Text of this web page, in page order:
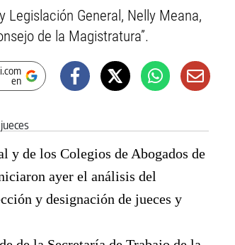
General, Nelly Meana,
de la Magistratura”.
en
y de los Colegios de Abogados de
ayer el análisis del
y designación de jueces y